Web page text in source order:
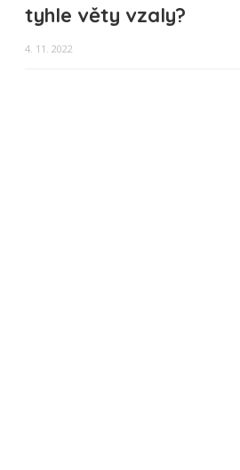
tyhle věty vzaly?
4. 11. 2022